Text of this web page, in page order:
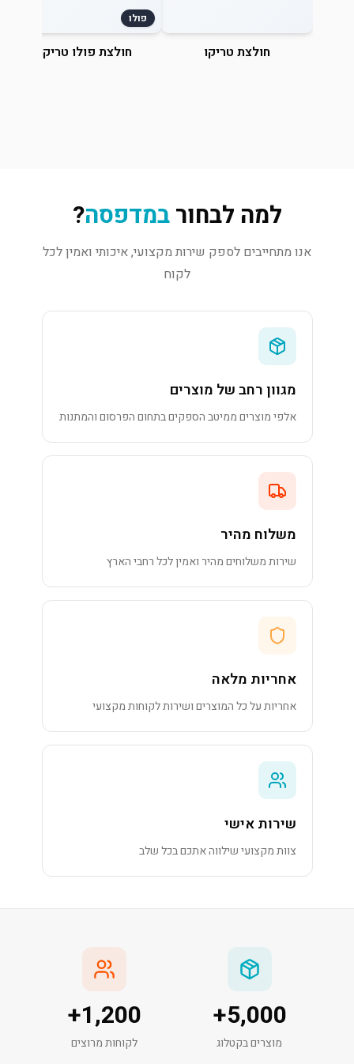
חולצת טריקו
פולו
חולצת פולו טריקו
למה לבחורבמדפסה?
אנו מתחייבים לספק שירות מקצועי, איכותי ואמין לכל
לקוח
מגוון רחב של מוצרים
אלפי מוצרים ממיטב הספקים בתחום הפרסום והמתנות
משלוח מהיר
שירות משלוחים מהיר ואמין לכל רחבי הארץ
אחריות מלאה
אחריות על כל המוצרים ושירות לקוחות מקצועי
שירות אישי
צוות מקצועי שילווה אתכם בכל שלב
5,000
+
מוצרים בקטלוג
1,200
+
לקוחות מרוצים